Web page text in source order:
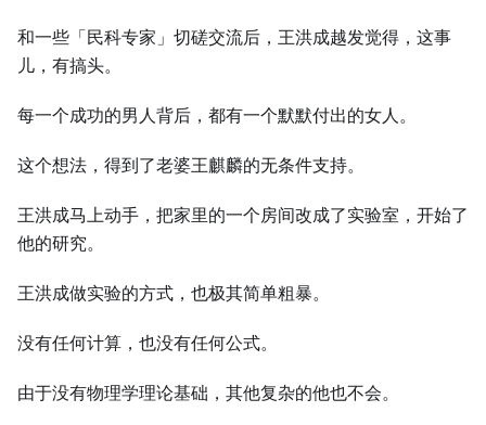
和一些「民科专家」切磋交流后，王洪成越发觉得，这事
儿，有搞头。
每一个成功的男人背后，都有一个默默付出的女人。
这个想法，得到了老婆王麒麟的无条件支持。
王洪成马上动手，把家里的一个房间改成了实验室，开始了
他的研究。
王洪成做实验的方式，也极其简单粗暴。
没有任何计算，也没有任何公式。
由于没有物理学理论基础，其他复杂的他也不会。